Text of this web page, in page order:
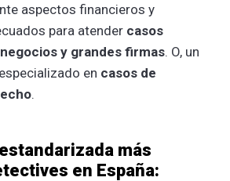
aspectos financieros y
para atender casos
y grandes firmas. O, un
en casos de
.
más
en España: